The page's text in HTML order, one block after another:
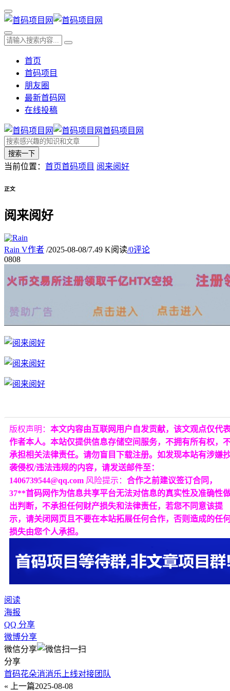
首页
首码项目
朋友圈
最新首码网
在线投稿
首码项目网
搜索一下
当前位置： 首页首码项目 阅来阅好
正文
阅来阅好
Rain V作者 /2025-08-08/7.49 K阅读/0评论
0808
版权声明： 本文内容由互联网用户自发贡献，该文观点仅代
作者本人。本站仅提供信息存储空间服务，不拥有所有权，
承担相关法律责任。请勿盲目下载注册。如发现本站有涉嫌
袭侵权/违法违规的内容，请发送邮件至：
1406739544@qq.com 风险提示： 合作之前建议签订合同，
37**首码网作为信息共享平台无法对信息的真实性及准确性
出判断，不承担任何财产损失和法律责任，若您不同意该提
示，请关闭网页且不要在本站拓展任何合作，否则造成的任
损失由您个人承担。
阅读
海报
QQ 分享
微博分享
微信分享
分享
首码花朵消消乐上线对接团队
« 上一篇2025-08-08